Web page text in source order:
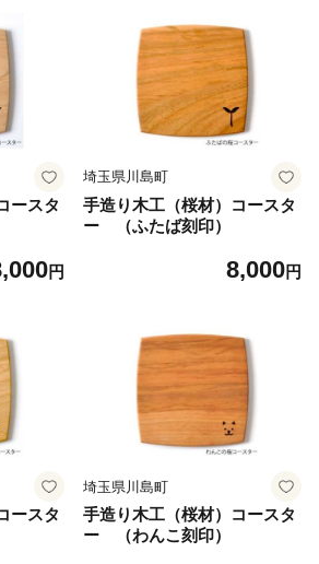
ースタ
円
埼玉県川島町
手造り木工（桜材）コースタ
ー （ふたば刻印）
8,000円
ースタ
埼玉県川島町
手造り木工（桜材）コースタ
ー （わんこ刻印）